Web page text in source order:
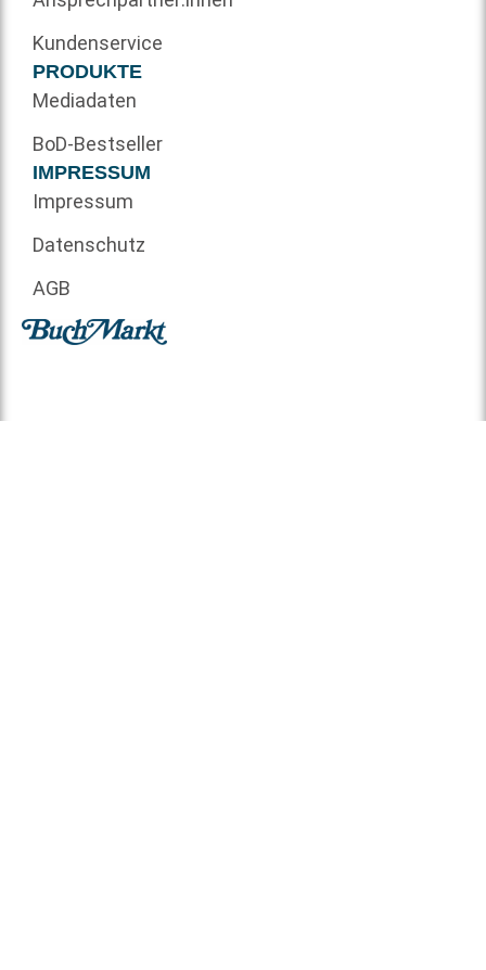
Kundenservice
PRODUKTE
Mediadaten
BoD-Bestseller
IMPRESSUM
Impressum
Datenschutz
AGB